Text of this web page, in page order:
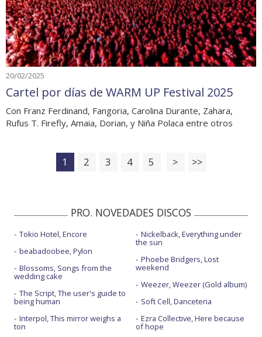
20/02/2025
Cartel por días de WARM UP Festival 2025
Con Franz Ferdinand, Fangoria, Carolina Durante, Zahara,
Rufus T. Firefly, Amaia, Dorian, y Niña Polaca entre otros
1 2 3 4 5 > >>
PRO. NOVEDADES DISCOS
Tokio Hotel, Encore
beabadoobee, Pylon
Blossoms, Songs from the
wedding cake
The Script, The user's guide to
being human
Interpol, This mirror weighs a
ton
Nickelback, Everything under
the sun
Phoebe Bridgers, Lost
weekend
Weezer, Weezer (Gold album)
Soft Cell, Danceteria
Ezra Collective, Here because
of hope